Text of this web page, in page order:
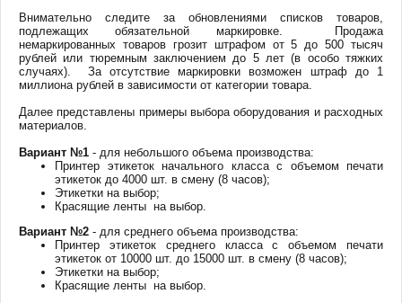
Внимательно следите за обновлениями списков товаров,
подлежащих обязательной маркировке. Продажа
немаркированных товаров грозит штрафом от 5 до 500 тысяч
рублей или тюремным заключением до 5 лет (в особо тяжких
случаях). За отсутствие маркировки возможен штраф до 1
миллиона рублей в зависимости от категории товара.
Далее представлены примеры выбора оборудования и расходных
материалов.
Вариант №1 - для небольшого объема производства:
Принтер этикеток начального класса с объемом печати
этикеток до 4000 шт. в смену (8 часов);
Этикетки на выбор;
Красящие ленты на выбор.
Вариант №2 - для среднего объема производства:
Принтер этикеток среднего класса с объемом печати
этикеток от 10000 шт. до 15000 шт. в смену (8 часов);
Этикетки на выбор;
Красящие ленты на выбор.